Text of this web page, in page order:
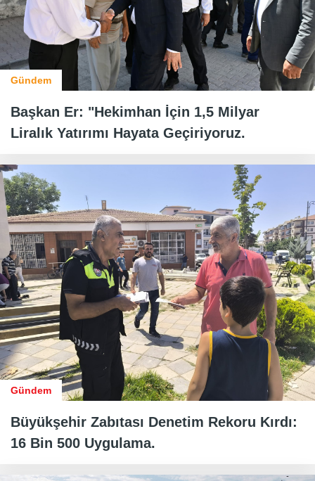
Gündem
Başkan Er: "Hekimhan İçin 1,5 Milyar
Liralık Yatırımı Hayata Geçiriyoruz.
Gündem
Büyükşehir Zabıtası Denetim Rekoru Kırdı:
16 Bin 500 Uygulama.